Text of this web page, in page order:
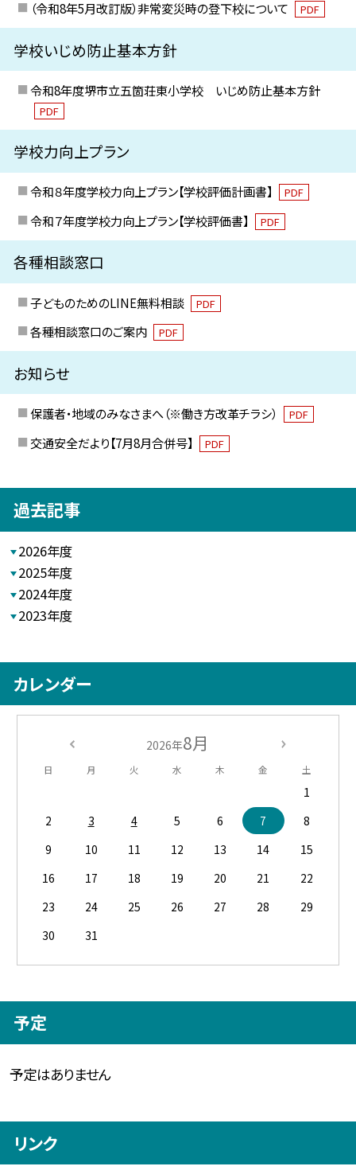
（令和8年5月改訂版）非常変災時の登下校について PDF
学校いじめ防止基本方針
令和8年度堺市立五箇荘東小学校 いじめ防止基本方針
PDF
学校力向上プラン
令和８年度学校力向上プラン【学校評価計画書】 PDF
令和７年度学校力向上プラン【学校評価書】 PDF
各種相談窓口
子どものためのLINE無料相談 PDF
各種相談窓口のご案内 PDF
お知らせ
保護者・地域のみなさまへ（※働き方改革チラシ） PDF
交通安全だより【7月8月合併号】 PDF
過去記事
2026年度
2025年度
2024年度
2023年度
カレンダー
2026年8月
日 月 火 水 木 金 土
1
2
3 4 5 6 7
8
9
10 11 12 13 14
15
16
17 18 19 20 21
22
23
24 25 26 27 28
29
30
31
予定
予定はありません
リンク